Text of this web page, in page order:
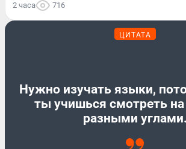
2 часа 716
ЦИТАТА
Нужно изучать языки,
ты учишься смотреть
разными углами.